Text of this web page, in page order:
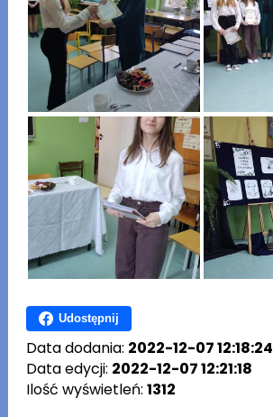
Udostępnij
Data dodania: 2022-12-07 12:18:24
Data edycji: 2022-12-07 12:21:18
Ilość wyświetleń: 1312